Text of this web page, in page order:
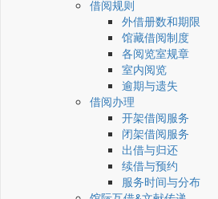
借阅规则
外借册数和期限
馆藏借阅制度
各阅览室规章
室内阅览
逾期与遗失
借阅办理
开架借阅服务
闭架借阅服务
出借与归还
续借与预约
服务时间与分布